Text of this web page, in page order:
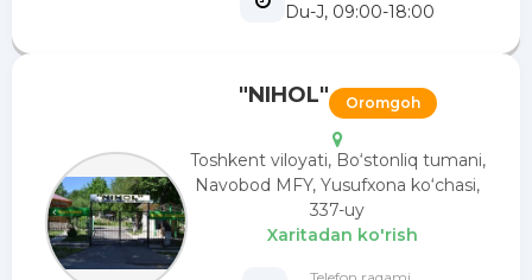
Du-J, 09:00-18:00
"NIHOL" Oromgoh
Toshkent viloyati, Bo‘stonliq tumani,
Navobod MFY, Yusufxona ko‘chasi,
337-uy
Xaritadan ko'rish